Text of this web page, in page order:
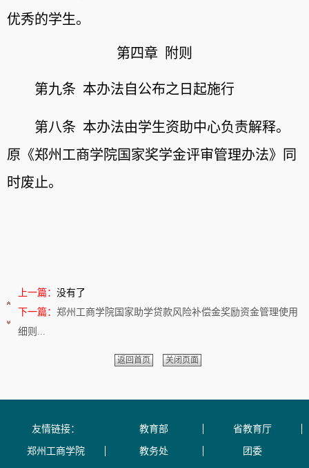
优秀的学生。
第四章 附则
第九条 本办法自公布之日起施行
第八条 本办法由学生资助中心负责解释。
原《郑州工商学院国家奖学金评审管理办法》同
时废止。
上一篇： 没有了
下一篇： 郑州工商学院国家助学贷款风险补偿金奖励资金管理使用
细则...
返回首页 关闭页面
友情链接： 教育部 省教育厅
郑州工商学院 教务处 团委